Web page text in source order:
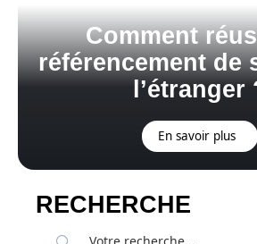
Comment
référencement de
l’étranger
En savoir plus
RECHERCHE